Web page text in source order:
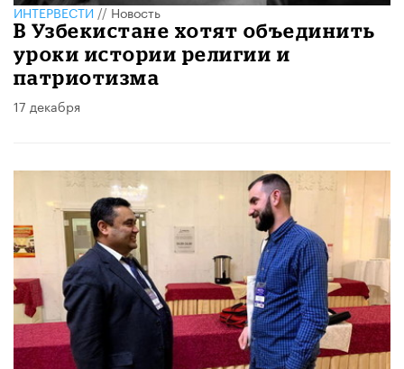
ИНТЕРВЕСТИ//Новость
В Узбекистане хотят объединить
уроки истории религии и
патриотизма
17 декабря